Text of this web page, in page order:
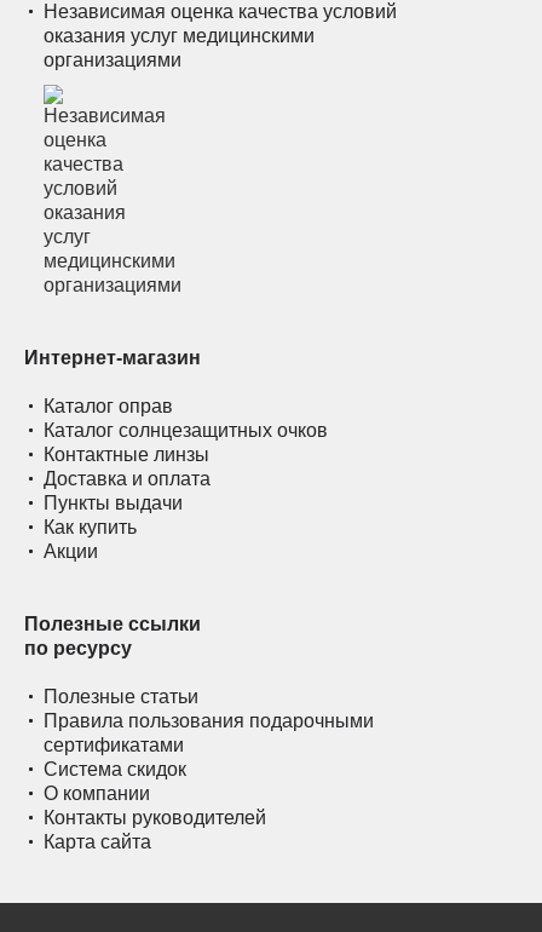
Независимая оценка качества условий
оказания услуг медицинскими
организациями
Интернет-магазин
Каталог оправ
Каталог солнцезащитных очков
Контактные линзы
Доставка и оплата
Пункты выдачи
Как купить
Акции
Полезные ссылки
по ресурсу
Полезные статьи
Правила пользования подарочными
сертификатами
Система скидок
О компании
Контакты руководителей
Карта сайта